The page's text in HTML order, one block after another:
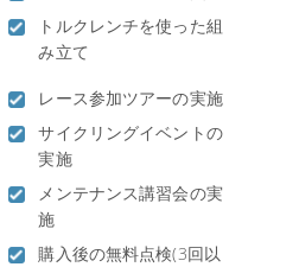
トルクレンチを使った組
み立て
レース参加ツアーの実施
サイクリングイベントの
実施
メンテナンス講習会の実
施
購入後の無料点検(3回以